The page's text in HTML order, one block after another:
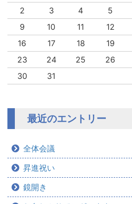
2
3 4 5
9
10 11 12
16
17 18 19
23
24 25 26
30
31
最近のエントリー
全体会議
昇進祝い
鏡開き